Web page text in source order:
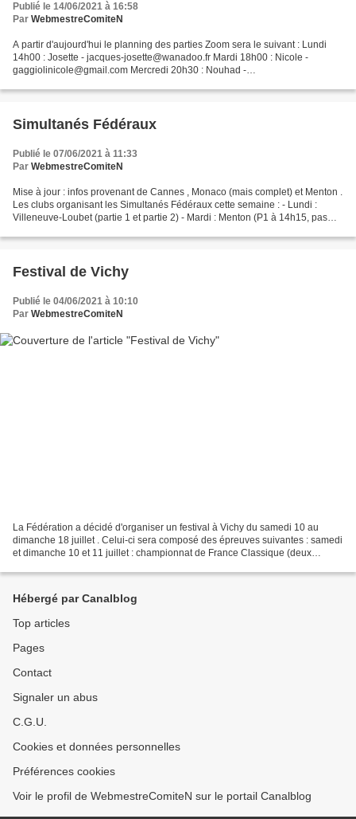
Publié le 14/06/2021 à 16:58
Par WebmestreComiteN
A partir d'aujourd'hui le planning des parties Zoom sera le suivant : Lundi
14h00 : Josette - jacques-josette@wanadoo.fr Mardi 18h00 : Nicole -
gaggiolinicole@gmail.com Mercredi 20h30 : Nouhad -
Simultanés Fédéraux
Publié le 07/06/2021 à 11:33
Par WebmestreComiteN
Mise à jour : infos provenant de Cannes , Monaco (mais complet) et Menton .
Les clubs organisant les Simultanés Fédéraux cette semaine : - Lundi :
Villeneuve-Loubet (partie 1 et partie 2) - Mardi : Menton (P1 à 14h15, pas
Festival de Vichy
Publié le 04/06/2021 à 10:10
Par WebmestreComiteN
La Fédération a décidé d'organiser un festival à Vichy du samedi 10 au
dimanche 18 juillet . Celui-ci sera composé des épreuves suivantes : samedi
et dimanche 10 et 11 juillet : championnat de France Classique (deux
Hébergé par Canalblog
Top articles
Pages
Contact
Signaler un abus
C.G.U.
Cookies et données personnelles
Préférences cookies
Voir le profil de WebmestreComiteN sur le portail Canalblog